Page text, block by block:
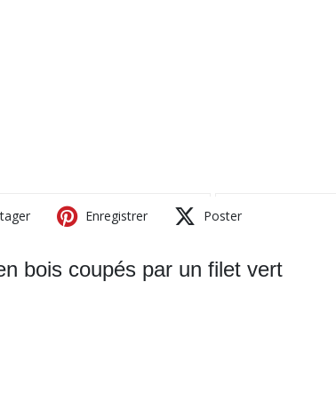
Enregistrer Poster
bois coupés par un filet vert